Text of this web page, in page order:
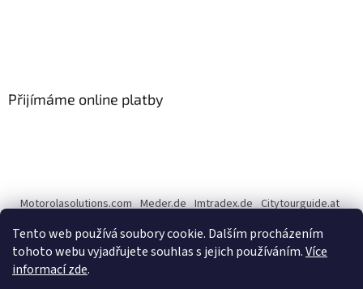
Tento web používá soubory cookie. Dalším procházením
tohoto webu vyjadřujete souhlas s jejich používáním.Více
informací zde.
Přijímáme online platby
Motorolasolutions.com Meder.de Imtradex.de Citytourguide.at